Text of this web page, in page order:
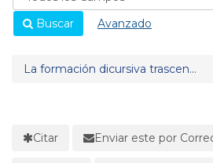
Buscar Avanzado
La formación dicursiva trascen...
Citar Enviar este por